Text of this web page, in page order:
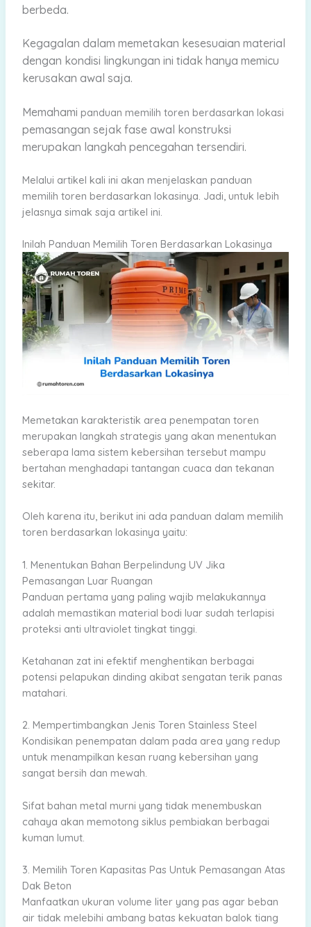
berbeda.
Kegagalan dalam memetakan kesesuaian material
dengan kondisi lingkungan ini tidak hanya memicu
kerusakan awal saja.
Memahami panduan memilih toren berdasarkan lokasi
pemasangan sejak fase awal konstruksi
merupakan langkah pencegahan tersendiri.
Melalui artikel kali ini akan menjelaskan panduan
memilih toren berdasarkan lokasinya. Jadi, untuk lebih
jelasnya simak saja artikel ini.
Inilah Panduan Memilih Toren Berdasarkan Lokasinya
Memetakan karakteristik area penempatan toren
merupakan langkah strategis yang akan menentukan
seberapa lama sistem kebersihan tersebut mampu
bertahan menghadapi tantangan cuaca dan tekanan
sekitar.
Oleh karena itu, berikut ini ada panduan dalam memilih
toren berdasarkan lokasinya yaitu:
1. Menentukan Bahan Berpelindung UV Jika
Pemasangan Luar Ruangan
Panduan pertama yang paling wajib melakukannya
adalah memastikan material bodi luar sudah terlapisi
proteksi anti ultraviolet tingkat tinggi.
Ketahanan zat ini efektif menghentikan berbagai
potensi pelapukan dinding akibat sengatan terik panas
matahari.
2. Mempertimbangkan Jenis Toren Stainless Steel
Kondisikan penempatan dalam pada area yang redup
untuk menampilkan kesan ruang kebersihan yang
sangat bersih dan mewah.
Sifat bahan metal murni yang tidak menembuskan
cahaya akan memotong siklus pembiakan berbagai
kuman lumut.
3. Memilih Toren Kapasitas Pas Untuk Pemasangan Atas
Dak Beton
Manfaatkan ukuran volume liter yang pas agar beban
air tidak melebihi ambang batas kekuatan balok tiang